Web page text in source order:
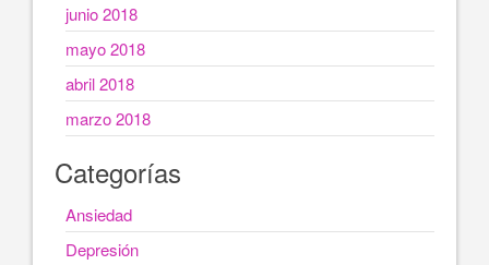
junio 2018
mayo 2018
abril 2018
marzo 2018
Categorías
Ansiedad
Depresión